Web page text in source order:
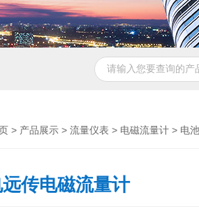
> 产品展示 > 流量仪表 > 电磁流量计 > 电
传电磁流量计